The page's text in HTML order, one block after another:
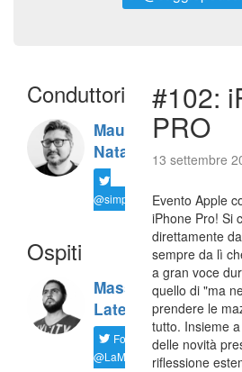
Conduttori
Maurizio
Natali
@simplemal
Ospiti
Massimiliano
Latella
Follow
@LaMaxImages
#102:
PRO
13 settembre
Evento Apple
iPhone Pro! Si
direttamente
sempre da lì
a gran voce
quello di "ma
prendere le
tutto. Insieme
delle novità
riflessione